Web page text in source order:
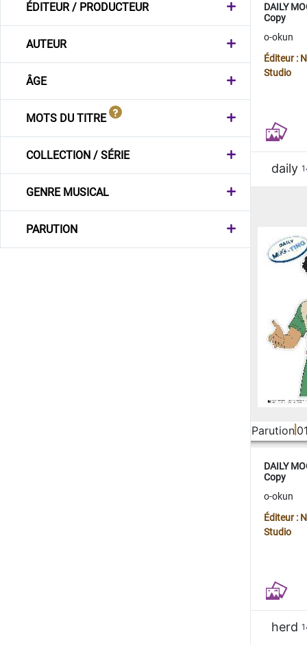
ÉDITEUR / PRODUCTEUR
AUTEUR
ÂGE
MOTS DU TITRE
COLLECTION / SÉRIE
GENRE MUSICAL
PARUTION
DAILY
Copy
o-okun
Éditeur :
Studio
daily
Parution
DAILY
Copy
o-okun
Éditeur :
Studio
herd